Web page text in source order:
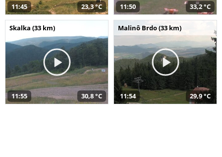
11:45 23,3 °C 11:50 33,2 °C
Skalka (33 km)
11:55 30,8 °C
Malinô Brdo (33 km)
11:54 29,9 °C